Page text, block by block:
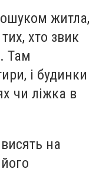
житла,
хто звик
Там
і будинки
чи ліжка в
на